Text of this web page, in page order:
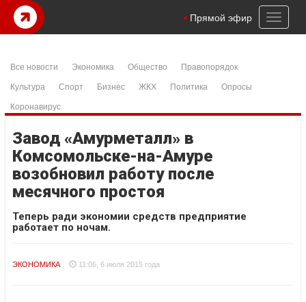
Toggle
Прямой эфир
Все новости Экономика Общество
Правопорядок
Культура
Спорт Бизнес ЖКХ Политика
Опросы
Коронавирус
Завод «Амурметалл» в
Комсомольске-на-Амуре
возобновил работу после
месячного простоя
Теперь ради экономии средств предприятие
работает по ночам.
ЭКОНОМИКА 11:06, 6 июля 2015 года